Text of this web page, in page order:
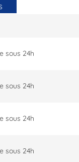
sous 24h
sous 24h
sous 24h
sous 24h